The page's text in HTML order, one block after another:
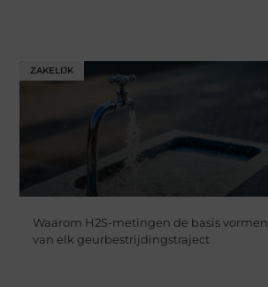
ZAKELIJK
Waarom H2S-metingen de basis vormen
van elk geurbestrijdingstraject